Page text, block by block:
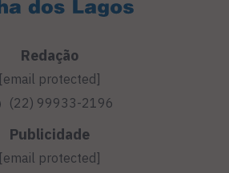
Redação
[email protected]
(22) 99933-2196
Publicidade
[email protected]